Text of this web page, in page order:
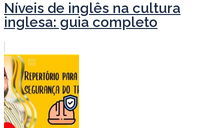
Níveis de inglês na cultura
inglesa: guia completo